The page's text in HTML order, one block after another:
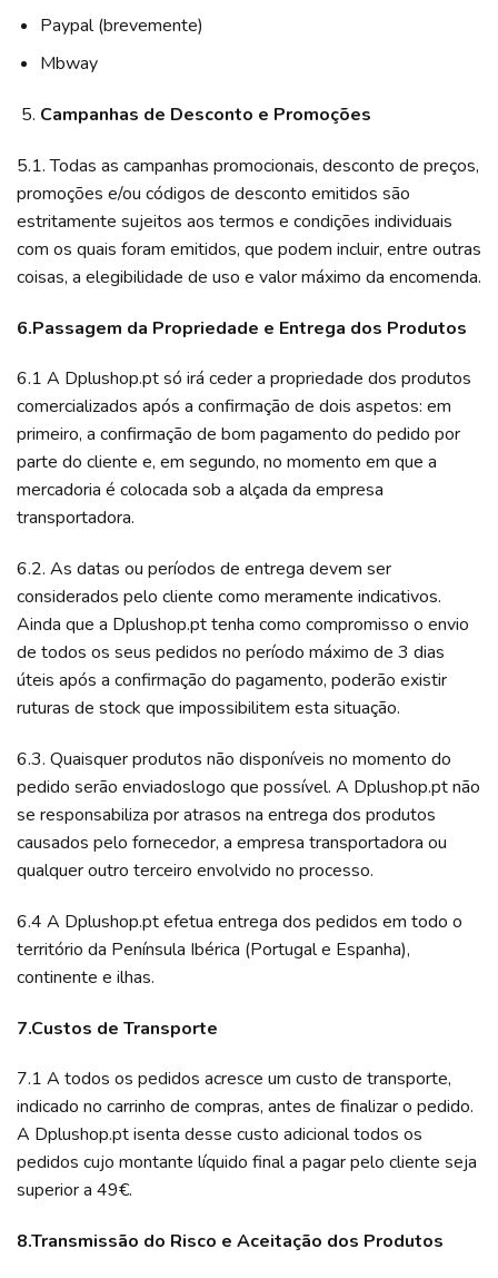
Paypal (brevemente)
Mbway
Campanhas de Desconto e Promoções
5.1. Todas as campanhas promocionais, desconto de preços,
promoções e/ou códigos de desconto emitidos são
estritamente sujeitos aos termos e condições individuais
com os quais foram emitidos, que podem incluir, entre outras
coisas, a elegibilidade de uso e valor máximo da encomenda.
6.Passagem da Propriedade e Entrega dos Produtos
6.1 A Dplushop.pt só irá ceder a propriedade dos produtos
comercializados após a confirmação de dois aspetos: em
primeiro, a confirmação de bom pagamento do pedido por
parte do cliente e, em segundo, no momento em que a
mercadoria é colocada sob a alçada da empresa
transportadora.
6.2. As datas ou períodos de entrega devem ser
considerados pelo cliente como meramente indicativos.
Ainda que a Dplushop.pt tenha como compromisso o envio
de todos os seus pedidos no período máximo de 3 dias
úteis após a confirmação do pagamento, poderão existir
ruturas de stock que impossibilitem esta situação.
6.3. Quaisquer produtos não disponíveis no momento do
pedido serão enviadoslogo que possível. A Dplushop.pt não
se responsabiliza por atrasos na entrega dos produtos
causados ​​pelo fornecedor, a empresa transportadora ou
qualquer outro terceiro envolvido no processo.
6.4 A Dplushop.pt efetua entrega dos pedidos em todo o
território da Península Ibérica (Portugal e Espanha),
continente e ilhas.
7.Custos de Transporte
7.1 A todos os pedidos acresce um custo de transporte,
indicado no carrinho de compras, antes de finalizar o pedido.
A Dplushop.pt isenta desse custo adicional todos os
pedidos cujo montante líquido final a pagar pelo cliente seja
superior a 49€.
8.Transmissão do Risco e Aceitação dos Produtos